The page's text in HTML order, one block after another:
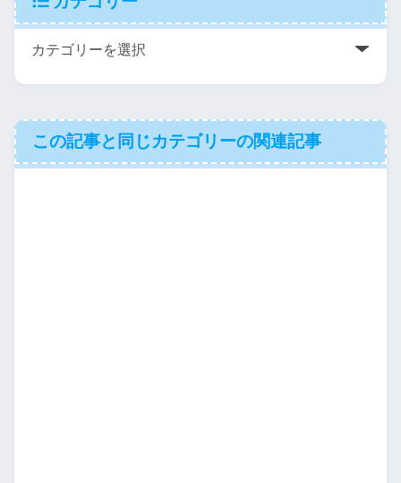
この記事と同じカテゴリーの関連記事